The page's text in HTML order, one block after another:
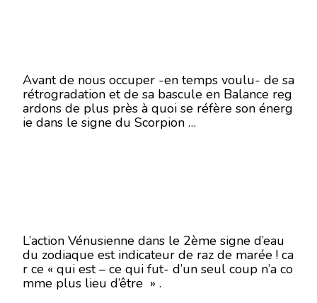
Avant de nous occuper -en temps voulu- de sa
rétrogradation et de sa bascule en Balance reg
ardons de plus près à quoi se réfère son énerg
ie dans le signe du Scorpion …
L’action Vénusienne dans le 2ème signe d’eau
du zodiaque est indicateur de raz de marée ! ca
r ce « qui est – ce qui fut- d’un seul coup n’a co
mme plus lieu d’être » .